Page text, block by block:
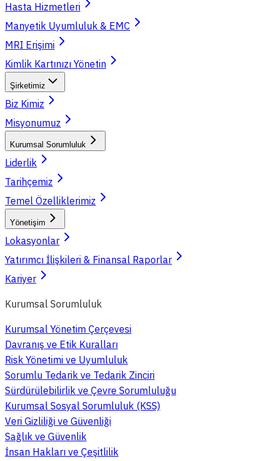
Hasta Hizmetleri
Manyetik Uyumluluk & EMC
MRI Erişimi
Kimlik Kartınızı Yönetin
Şirketimiz
Biz Kimiz
Misyonumuz
Kurumsal Sorumluluk
Liderlik
Tarihçemiz
Temel Özelliklerimiz
Yönetişim
Lokasyonlar
Yatırımcı İlişkileri & Finansal Raporlar
Kariyer
Kurumsal Sorumluluk
Kurumsal Yönetim Çerçevesi
Davranış ve Etik Kuralları
Risk Yönetimi ve Uyumluluk
Sorumlu Tedarik ve Tedarik Zinciri
Sürdürülebilirlik ve Çevre Sorumluluğu
Kurumsal Sosyal Sorumluluk (KSS)
Veri Gizliliği ve Güvenliği
Sağlık ve Güvenlik
İnsan Hakları ve Çeşitlilik